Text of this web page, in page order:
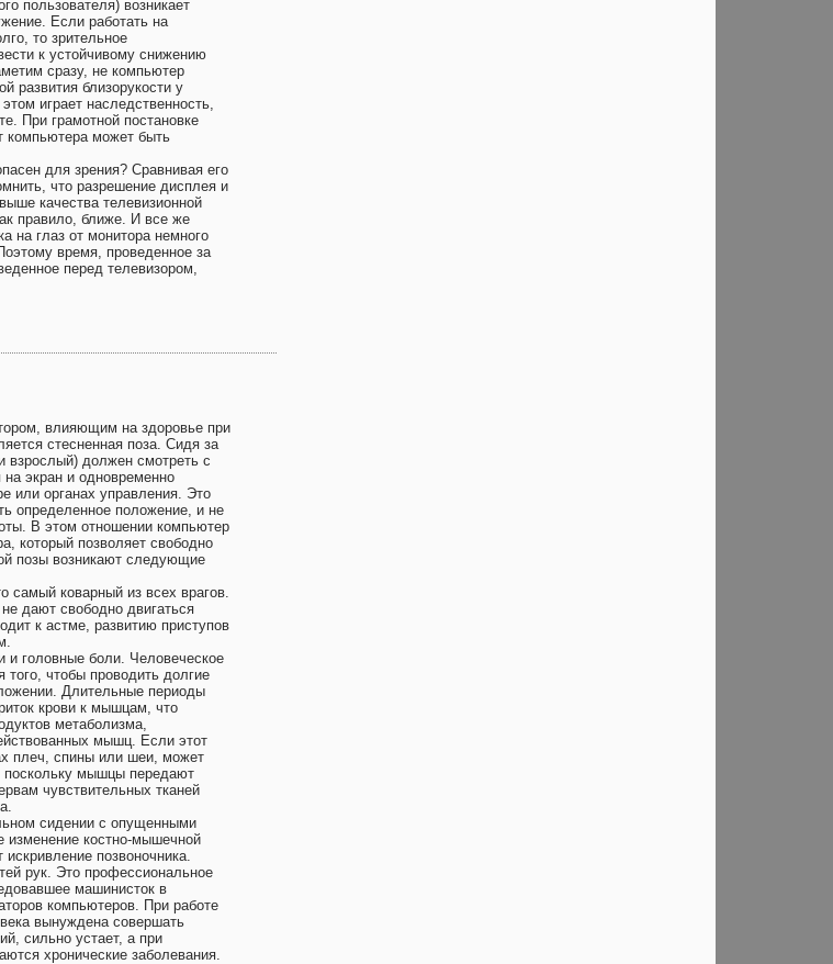
пользователя) возникает
Если работать на
то зрительное
к устойчивому снижению
сразу, не компьютер
развития близорукости у
играет наследственность,
При грамотной постановке
компьютера может быть
для зрения? Сравнивая его
что разрешение дисплея и
качества телевизионной
правило, ближе. И все же
на глаз от монитора немного
время, проведенное за
перед телевизором,
влияющим на здоровье при
стесненная поза. Сидя за
взрослый) должен смотреть с
на экран и одновременно
или органах управления. Это
определенное положение, и не
В этом отношении компьютер
который позволяет свободно
позы возникают следующие
самый коварный из всех врагов.
дают свободно двигаться
к астме, развитию приступов
головные боли. Человеческое
того, чтобы проводить долгие
Длительные периоды
крови к мышцам, что
метаболизма,
мышц. Если этот
плеч, спины или шеи, может
поскольку мышцы передают
чувствительных тканей
сидении с опущенными
изменение костно-мышечной
позвоночника.
рук. Это профессиональное
машинисток в
компьютеров. При работе
вынуждена совершать
сильно устает, а при
хронические заболевания.